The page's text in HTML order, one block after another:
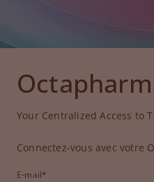
Your Centralized Access to
Connectez-vous avec votre
E-mail*